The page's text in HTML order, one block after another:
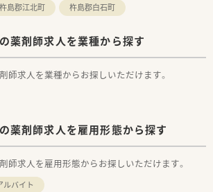
杵島郡江北町 杵島郡白石町
薬剤師求人を業種から探す
師求人を業種からお探しいただけます。
薬剤師求人を雇用形態から探す
師求人を雇用形態からお探しいただけます。
ルバイト